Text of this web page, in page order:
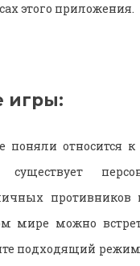
этого приложения.
игры:
поняли относится
противников
мире можно
подходящий режим